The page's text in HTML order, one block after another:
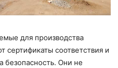
для производства
сертификаты соответствия и
безопасность. Они не